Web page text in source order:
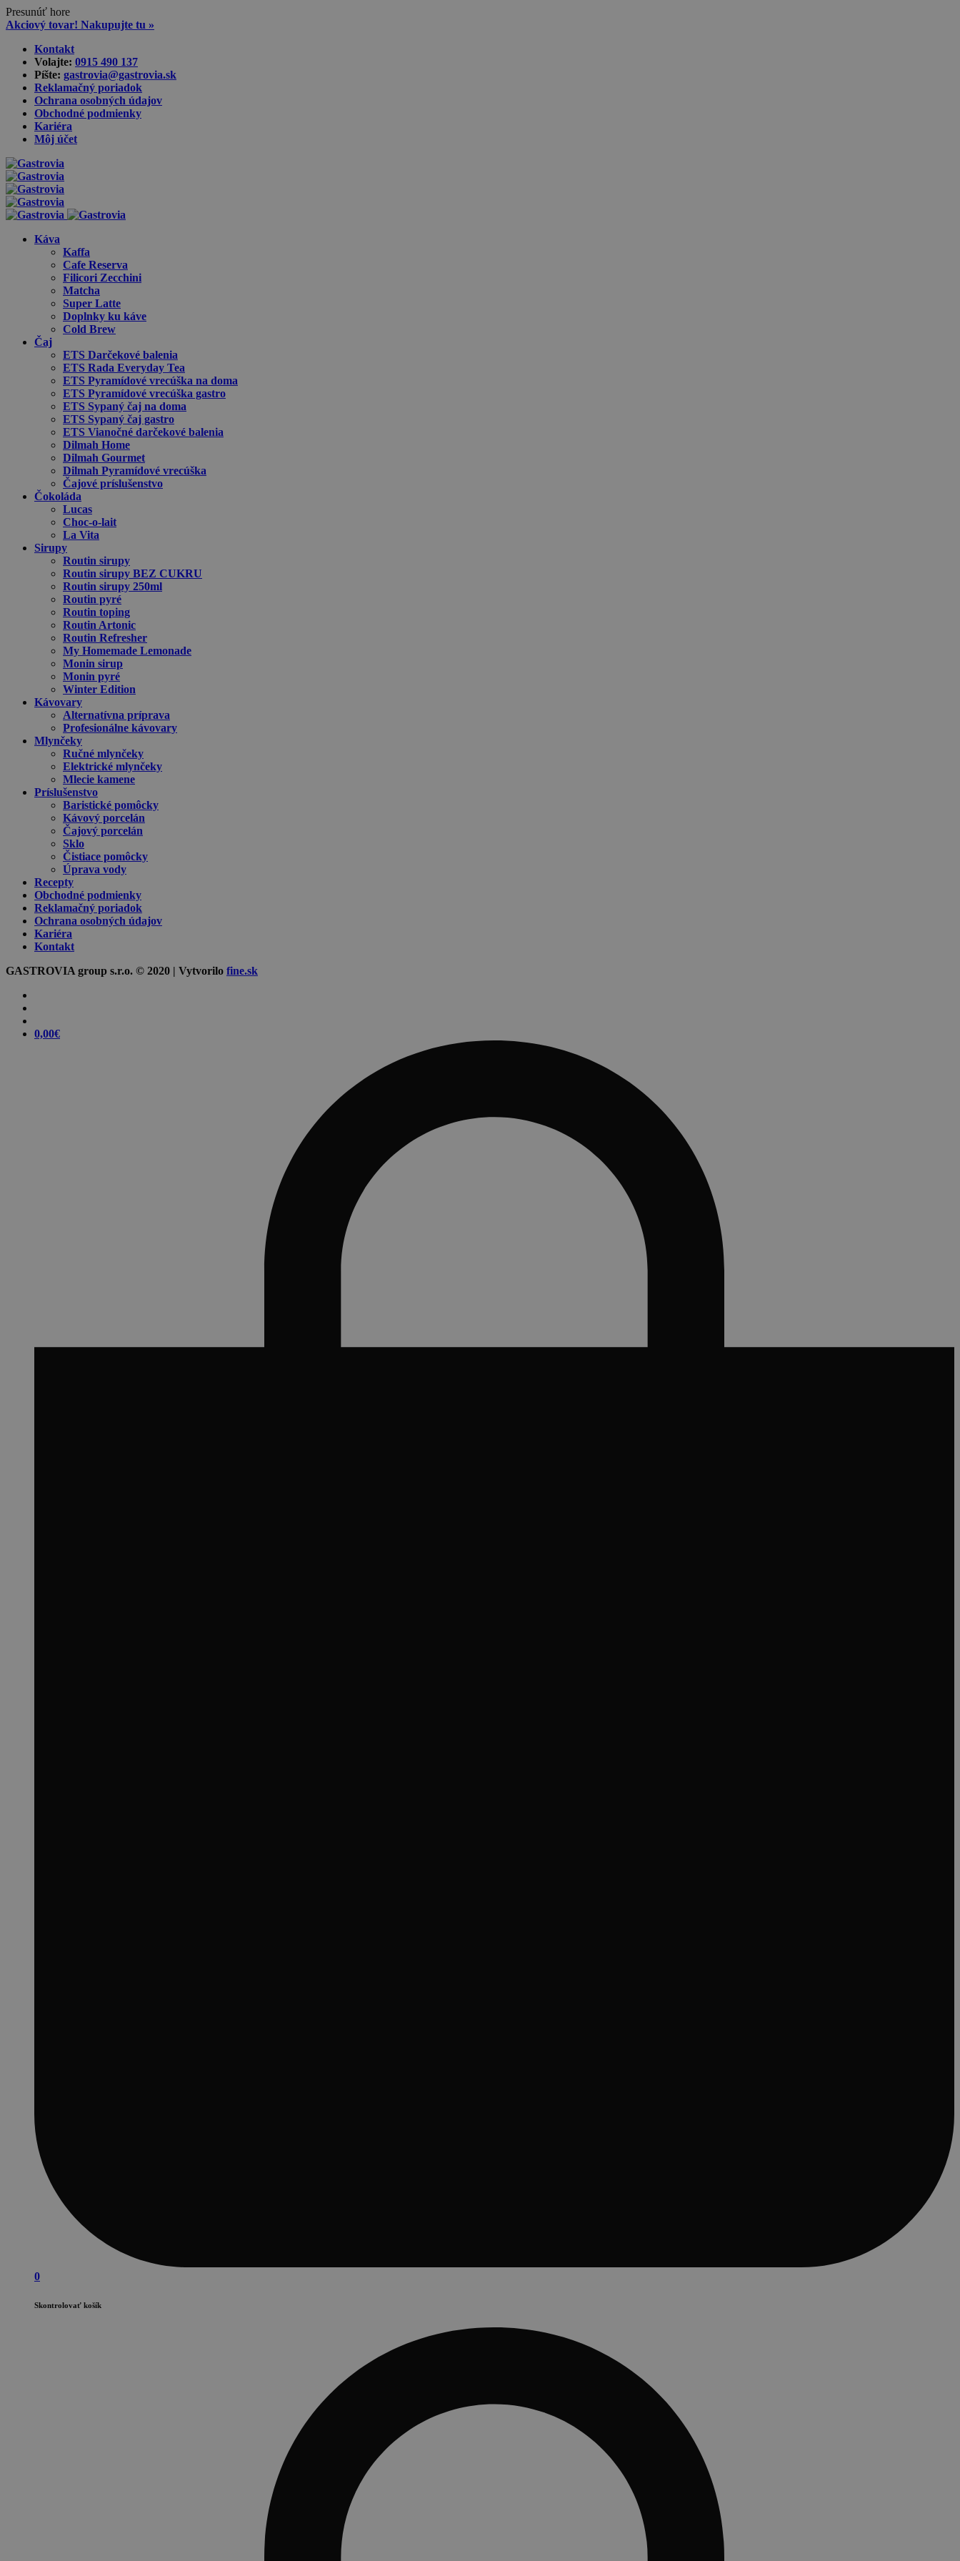
Presunúť hore
Akciový tovar! Nakupujte tu »
content
Kontakt
Volajte: 0915 490 137‬
Píšte: gastrovia@gastrovia.sk‬
Reklamačný poriadok
Ochrana osobných údajov
Obchodné podmienky
Kariéra
Môj účet
Káva
Kaffa
Cafe Reserva
Filicori Zecchini
Matcha
Super Latte
Doplnky ku káve
Cold Brew
Čaj
ETS Darčekové balenia
ETS Rada Everyday Tea
ETS Pyramídové vrecúška na doma
ETS Pyramídové vrecúška gastro
ETS Sypaný čaj na doma
ETS Sypaný čaj gastro
ETS Vianočné darčekové balenia
Dilmah Home
Dilmah Gourmet
Dilmah Pyramídové vrecúška
Čajové príslušenstvo
Čokoláda
Lucas
Choc-o-lait
La Vita
Sirupy
Routin sirupy
Routin sirupy BEZ CUKRU
Routin sirupy 250ml
Routin pyré
Routin toping
Routin Artonic
Routin Refresher
My Homemade Lemonade
Monin sirup
Monin pyré
Winter Edition
Kávovary
Alternatívna príprava
Profesionálne kávovary
Mlynčeky
Ručné mlynčeky
Elektrické mlynčeky
Mlecie kamene
Príslušenstvo
Baristické pomôcky
Kávový porcelán
Čajový porcelán
Sklo
Čistiace pomôcky
Úprava vody
Recepty
Obchodné podmienky
Reklamačný poriadok
Ochrana osobných údajov
Kariéra
Kontakt
GASTROVIA group s.r.o. © 2020 | Vytvorilo fine.sk
0,00€
0
Skontrolovať košík